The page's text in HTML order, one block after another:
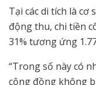
Tại các di tích là cơ
động thu, chi tiền
31% tương ứng
“Trong số này có
cộng đồng không